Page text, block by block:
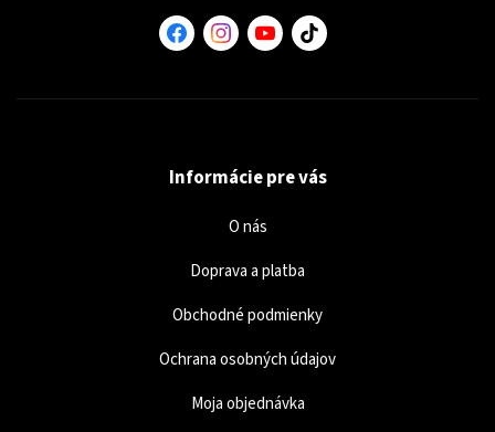
Informácie pre vás
O nás
Doprava a platba
Obchodné podmienky
Ochrana osobných údajov
Moja objednávka